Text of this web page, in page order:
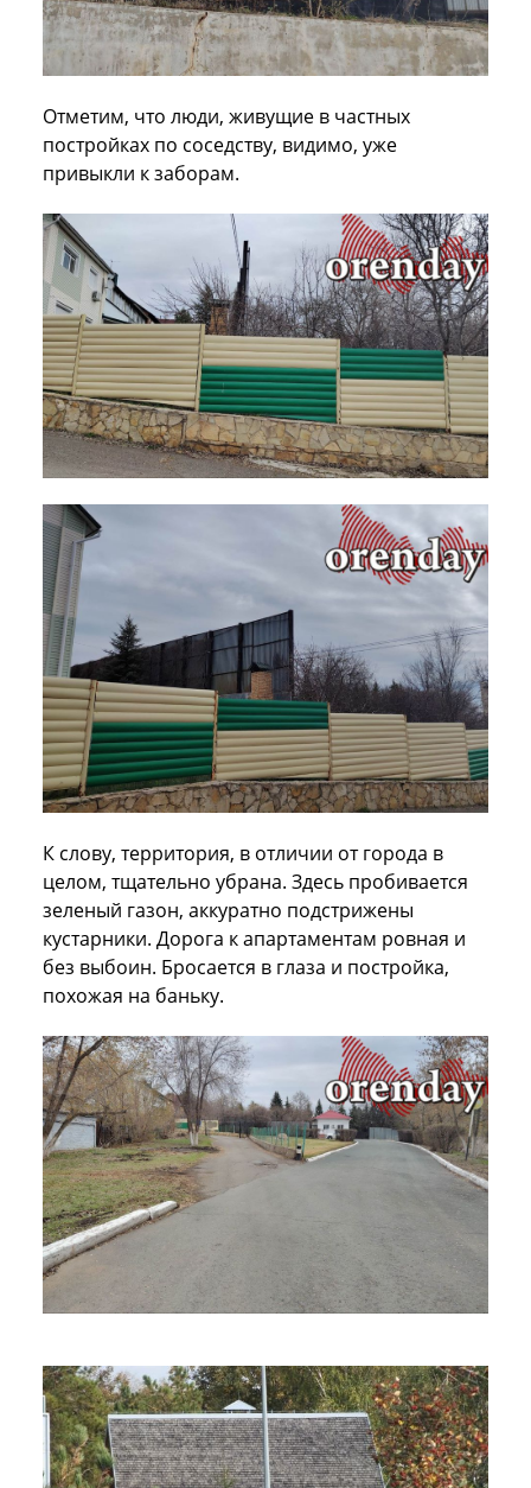
Отметим, что люди, живущие в частных
постройках по соседству, видимо, уже
привыкли к заборам.
К слову, территория, в отличии от города в
целом, тщательно убрана. Здесь пробивается
зеленый газон, аккуратно подстрижены
кустарники. Дорога к апартаментам ровная и
без выбоин. Бросается в глаза и постройка,
похожая на баньку.